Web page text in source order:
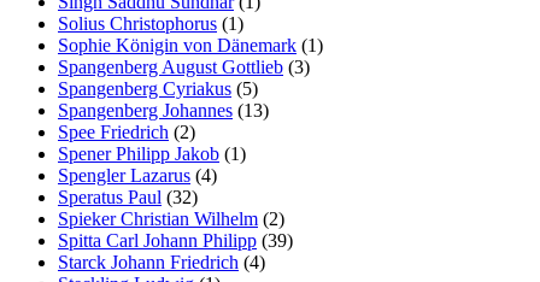
Solius Christophorus (1)
Sophie Königin von Dänemark (1)
Spangenberg August Gottlieb (3)
Spangenberg Cyriakus (5)
Spangenberg Johannes (13)
Spee Friedrich (2)
Spener Philipp Jakob (1)
Spengler Lazarus (4)
Speratus Paul (32)
Spieker Christian Wilhelm (2)
Spitta Carl Johann Philipp (39)
Starck Johann Friedrich (4)